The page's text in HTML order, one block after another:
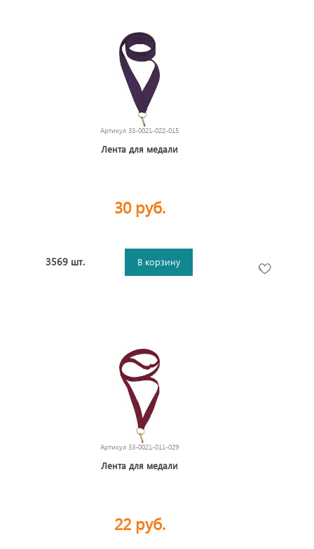
Артикул 33-0021-022-015
Лента для медали
30 руб.
3569 шт. В корзину
Артикул 33-0021-011-029
Лента для медали
22 руб.